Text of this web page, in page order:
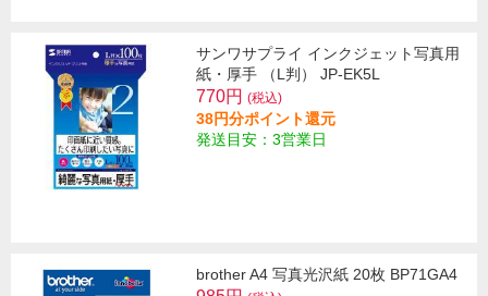
サンワサプライ インクジェット写真用
紙・厚手 （L判） JP-EK5L
770円 (税込)
38円分ポイント還元
発送目安：3営業日
brother A4 写真光沢紙 20枚 BP71GA4